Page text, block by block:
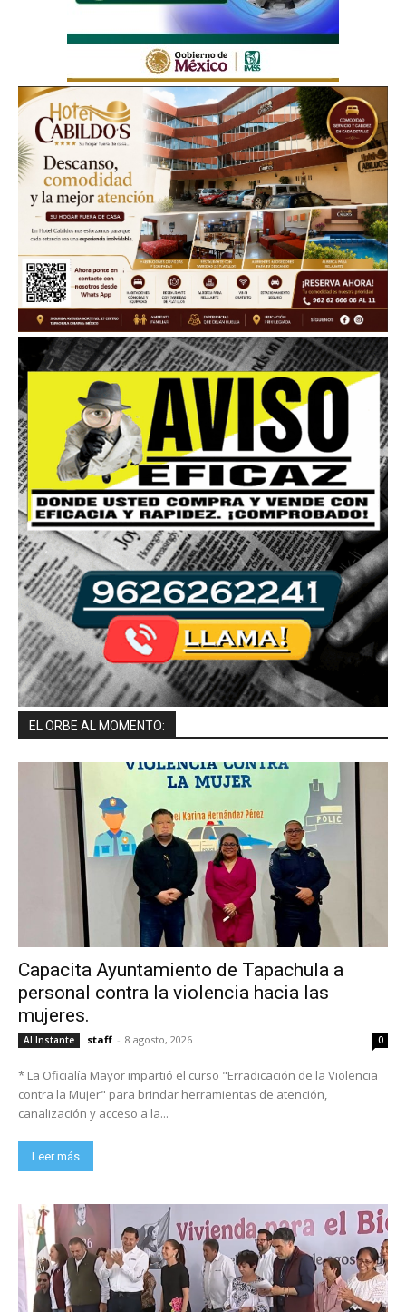
EL ORBE AL MOMENTO:
Capacita Ayuntamiento de Tapachula a
personal contra la violencia hacia las
mujeres.
Al Instante staff - 8 agosto, 2026 0
* La Oficialía Mayor impartió el curso "Erradicación de la Violencia
contra la Mujer" para brindar herramientas de atención,
canalización y acceso a la...
Leer más